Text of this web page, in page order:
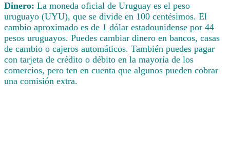
Dinero: La moneda oficial de Uruguay es el peso
uruguayo (UYU), que se divide en 100 centésimos. El
cambio aproximado es de 1 dólar estadounidense por 44
pesos uruguayos. Puedes cambiar dinero en bancos, casas
de cambio o cajeros automáticos. También puedes pagar
con tarjeta de crédito o débito en la mayoría de los
comercios, pero ten en cuenta que algunos pueden cobrar
una comisión extra.